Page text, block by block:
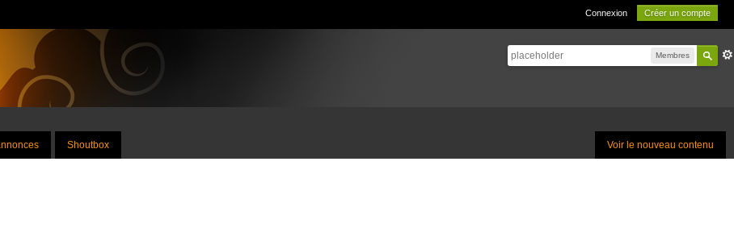
Connexion Créer un compte
Membres
Voir le nouveau contenu
Shoutbox